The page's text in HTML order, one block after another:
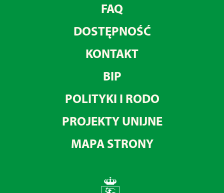
FAQ
DOSTĘPNOŚĆ
KONTAKT
BIP
POLITYKI I RODO
PROJEKTY UNIJNE
MAPA STRONY